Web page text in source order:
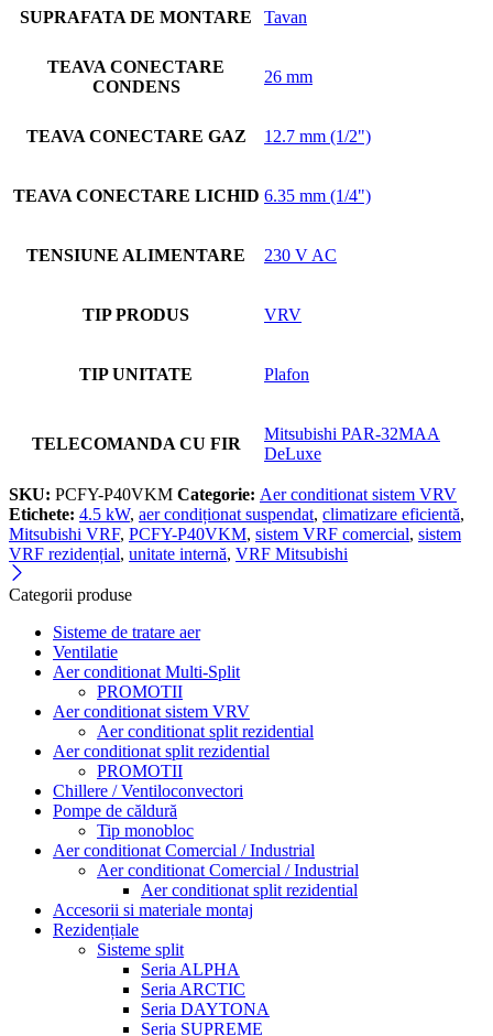
SUPRAFATA DE MONTARE Tavan
TEAVA CONECTARE
CONDENS
26 mm
TEAVA CONECTARE GAZ 12.7 mm (1/2")
TEAVA CONECTARE LICHID 6.35 mm (1/4")
TENSIUNE ALIMENTARE 230 V AC
TIP PRODUS VRV
TIP UNITATE Plafon
TELECOMANDA CU FIR
Mitsubishi PAR-32MAA
DeLuxe
SKU: PCFY-P40VKM Categorie: Aer conditionat sistem VRV
Etichete: 4.5 kW, aer condiționat suspendat, climatizare eficientă,
Mitsubishi VRF, PCFY-P40VKM, sistem VRF comercial, sistem
VRF rezidențial, unitate internă, VRF Mitsubishi
Categorii produse
Sisteme de tratare aer
Ventilatie
Aer conditionat Multi-Split
PROMOTII
Aer conditionat sistem VRV
Aer conditionat split rezidential
Aer conditionat split rezidential
PROMOTII
Chillere / Ventiloconvectori
Pompe de căldură
Tip monobloc
Aer conditionat Comercial / Industrial
Aer conditionat Comercial / Industrial
Aer conditionat split rezidential
Accesorii si materiale montaj
Rezidențiale
Sisteme split
Seria ALPHA
Seria ARCTIC
Seria DAYTONA
Seria SUPREME